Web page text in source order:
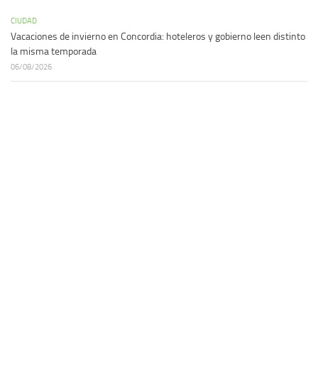
CIUDAD
Vacaciones de invierno en Concordia: hoteleros y gobierno leen distinto
la misma temporada
06/08/2026